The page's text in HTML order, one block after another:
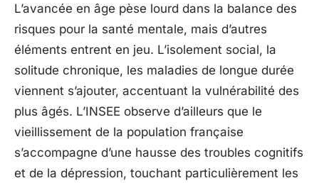
L’avancée en âge pèse lourd dans la balance des
risques pour la santé mentale, mais d’autres
éléments entrent en jeu. L’isolement social, la
solitude chronique, les maladies de longue durée
viennent s’ajouter, accentuant la vulnérabilité des
plus âgés. L’INSEE observe d’ailleurs que le
vieillissement de la population française
s’accompagne d’une hausse des troubles cognitifs
et de la dépression, touchant particulièrement les